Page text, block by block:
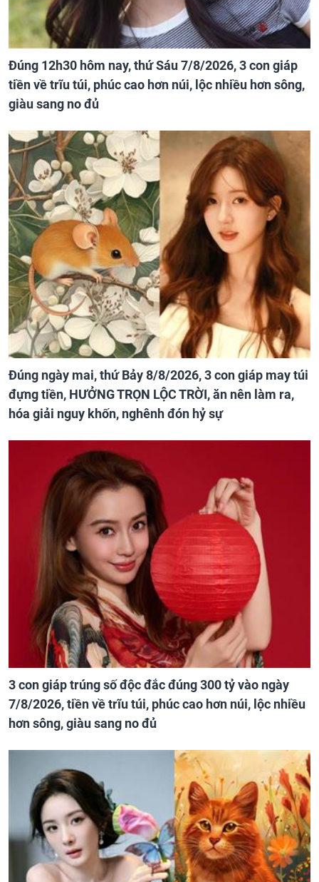
Đúng 12h30 hôm nay, thứ Sáu 7/8/2026, 3 con giáp
tiền về trĩu túi, phúc cao hơn núi, lộc nhiều hơn sông,
giàu sang no đủ
Đúng ngày mai, thứ Bảy 8/8/2026, 3 con giáp may túi
đựng tiền, HƯỞNG TRỌN LỘC TRỜI, ăn nên làm ra,
hóa giải nguy khốn, nghênh đón hỷ sự
3 con giáp trúng số độc đắc đúng 300 tỷ vào ngày
7/8/2026, tiền về trĩu túi, phúc cao hơn núi, lộc nhiều
hơn sông, giàu sang no đủ